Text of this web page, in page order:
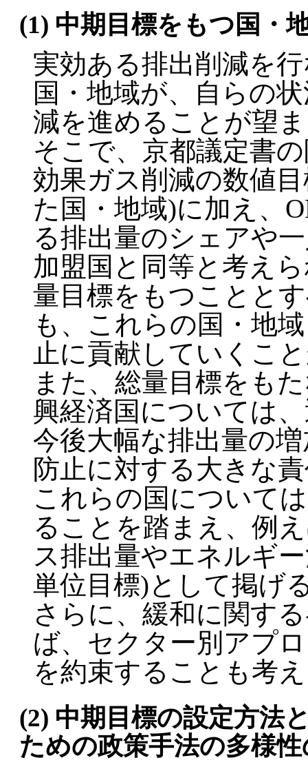
(1) 中期目標をもつ国・
実効ある排出削減を
国・地域が、自らの
減を進めることが望
そこで、京都議定書
効果ガス削減の数値
た国・地域)に加え、
る排出量のシェアや
加盟国と同等と考え
量目標をもつことと
も、これらの国・地
止に貢献していくこ
また、総量目標をも
興経済国については
今後大幅な排出量の
防止に対する大きな
これらの国について
ることを踏まえ、例
ス排出量やエネルギ
単位目標)として掲げ
さらに、緩和に関す
ば、セクター別アプ
を約束することも考
(2) 中期目標の設定方法
ための政策手法の多様